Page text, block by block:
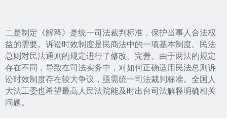
二是制定《解释》是统一司法裁判标准，保护当事人合法权
益的需要。诉讼时效制度是民商法中的一项基本制度。民法
总则对民法通则的规定进行了修改、完善。由于两法的规定
存在不同，导致在司法实务中，对如何正确适用民法总则诉
讼时效制度存在较大争议，亟需统一司法裁判标准。全国人
大法工委也希望最高人民法院能及时出台司法解释明确相关
问题。